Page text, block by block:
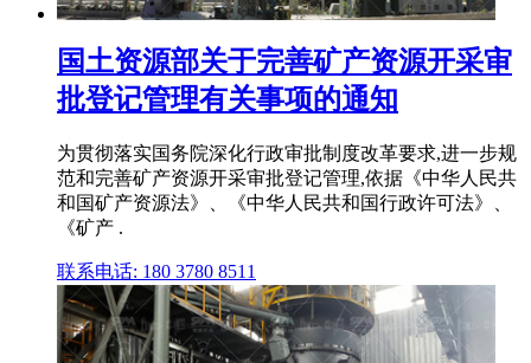
国土资源部关于完善矿产资源开采审
批登记管理有关事项的通知
为贯彻落实国务院深化行政审批制度改革要求,进一步规
范和完善矿产资源开采审批登记管理,依据《中华人民共
和国矿产资源法》、《中华人民共和国行政许可法》、
《矿产 .
联系电话: 180 3780 8511